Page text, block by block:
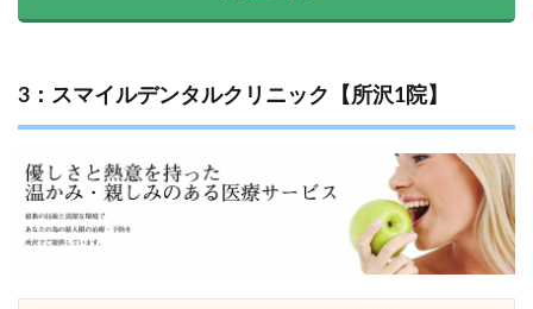
3：スマイルデンタルクリニック【所沢1院】